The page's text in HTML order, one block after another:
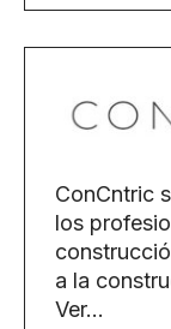
ConCntric
los
a la
Ver...